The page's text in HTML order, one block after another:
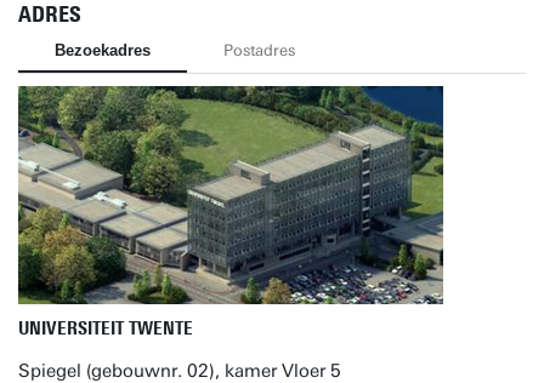
ADRES
Bezoekadres Postadres
UNIVERSITEIT TWENTE
Spiegel (gebouwnr. 02), kamer Vloer 5